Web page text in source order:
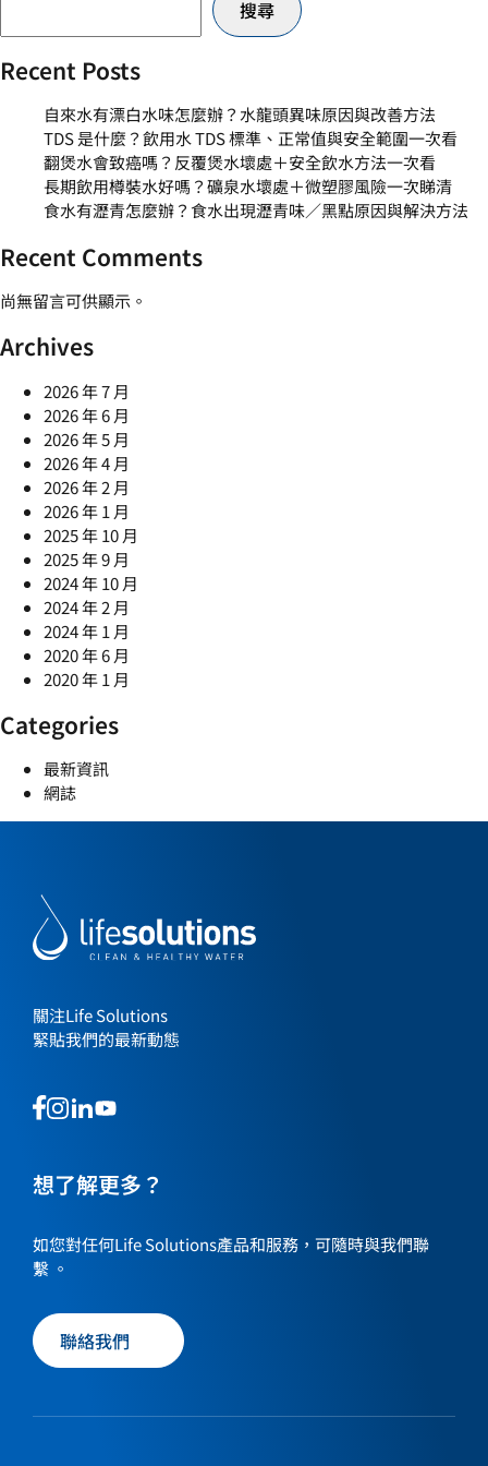
搜尋
Recent Posts
自來水有漂白水味怎麼辦？水龍頭異味原因與改善方法
TDS 是什麼？飲用水 TDS 標準、正常值與安全範圍一次看
翻煲水會致癌嗎？反覆煲水壞處＋安全飲水方法一次看
長期飲用樽裝水好嗎？礦泉水壞處＋微塑膠風險一次睇清
食水有瀝青怎麼辦？食水出現瀝青味／黑點原因與解決方法
Recent Comments
尚無留言可供顯示。
Archives
2026 年 7 月
2026 年 6 月
2026 年 5 月
2026 年 4 月
2026 年 2 月
2026 年 1 月
2025 年 10 月
2025 年 9 月
2024 年 10 月
2024 年 2 月
2024 年 1 月
2020 年 6 月
2020 年 1 月
Categories
最新資訊
網誌
關注Life Solutions
緊貼我們的最新動態
This
link
to
social
media
This
link
to
social
This
link
to
social
This
link
to
social
想了解更多？
如您對任何Life Solutions產品和服務，可隨時與我們聯
繫 。
聯絡我們